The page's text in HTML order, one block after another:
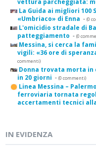
vettura parcheggiata:
La Guida ai migliori 100
«Umbriaco» di Enna - (0
L'omicidio stradale di
patteggiamento - (0
Messina, si cerca la
vigili: «36 ore di
commenti)
Donna trovata morta in
in 20 giorni - (0 commenti)
Linea Messina –
ferroviaria tornata
accertamenti tecnici
IN EVIDENZA